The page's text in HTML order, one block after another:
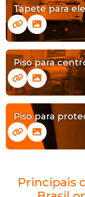
Tapete para
Piso para
Piso para
Principais